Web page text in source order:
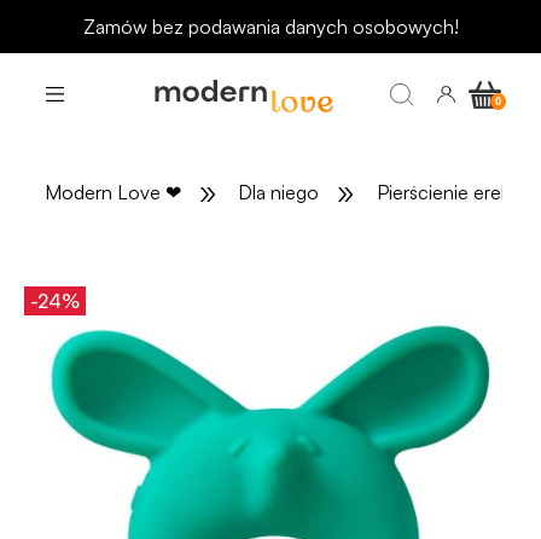
Odbierz rabat 15 zł na pierwsze zakupy
Modern Love ❤ » Dla niego » Pierścienie
-24%